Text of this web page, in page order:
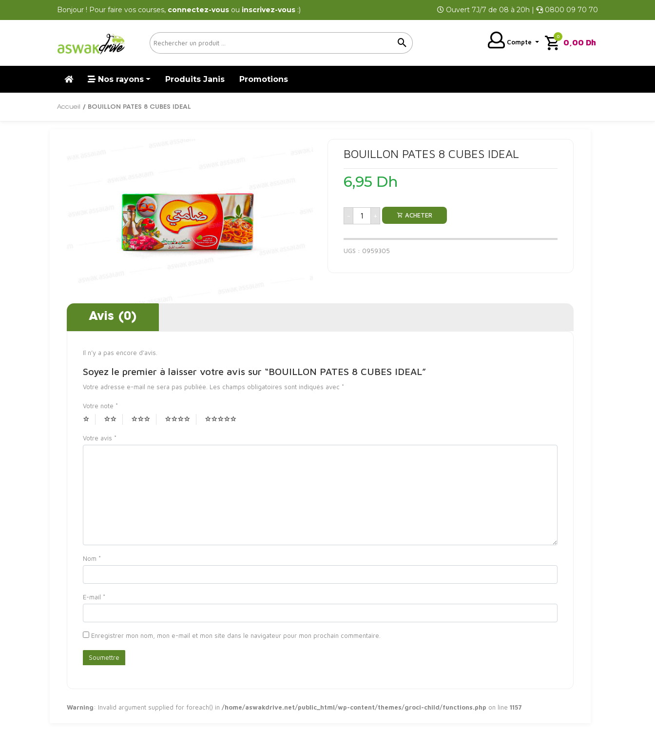
Bonjour ! Pour faire vos courses, connectez-vous ou inscrivez-vous :) Ouvert 7J/7 de 08 à 20h | 0800 09 70 70
Compte 0,00 Dh
0
Nos rayons Produits Janis Promotions
Accueil / BOUILLON PATES 8 CUBES IDEAL
BOUILLON PATES 8 CUBES IDEAL
6,95 Dh
- + ACHETER
UGS : 0959305
Avis (0)
Il n’y a pas encore d’avis.
Soyez le premier à laisser votre avis sur “BOUILLON PATES 8 CUBES IDEAL”
Votre adresse e-mail ne sera pas publiée. Les champs obligatoires sont indiqués avec *
Votre note *
Votre avis *
Nom *
E-mail *
Enregistrer mon nom, mon e-mail et mon site dans le navigateur pour mon prochain commentaire.
Warning: Invalid argument supplied for foreach() in /home/aswakdrive.net/public_html/wp-content/themes/groci-child/functions.php on line 1157